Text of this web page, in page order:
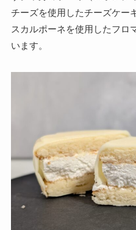
チーズを使用したチーズケー
スカルポーネを使用したフロ
います。